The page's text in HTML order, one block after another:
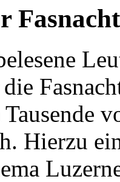
Fasnacht
Hierzu